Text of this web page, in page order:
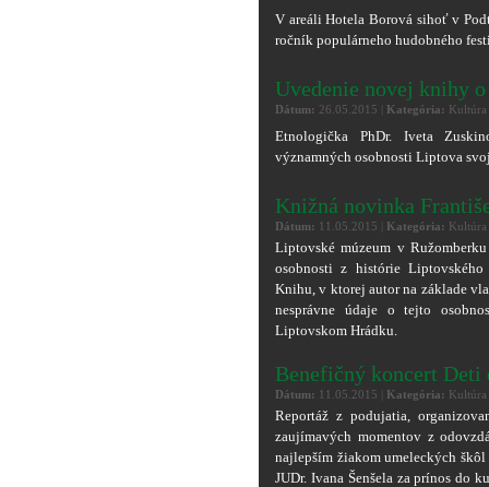
V areáli Hotela Borová sihoť v
ročník populárneho hudobného
Uvedenie novej knihy
Dátum: 26.05.2015 | Kategória:
Etnologička PhDr. Iveta
významných osobnosti Liptova
Knižná novinka
Dátum: 11.05.2015 | Kategória:
Liptovské múzeum v
osobnosti z histórie
Knihu, v ktorej autor na základe
nesprávne údaje o tejto
Liptovskom Hrádku.
Benefičný koncert Deti
Dátum: 11.05.2015 | Kategória:
Reportáž z podujatia,
zaujímavých momentov z
najlepším žiakom umeleckých
JUDr. Ivana Šenšela za prínos do